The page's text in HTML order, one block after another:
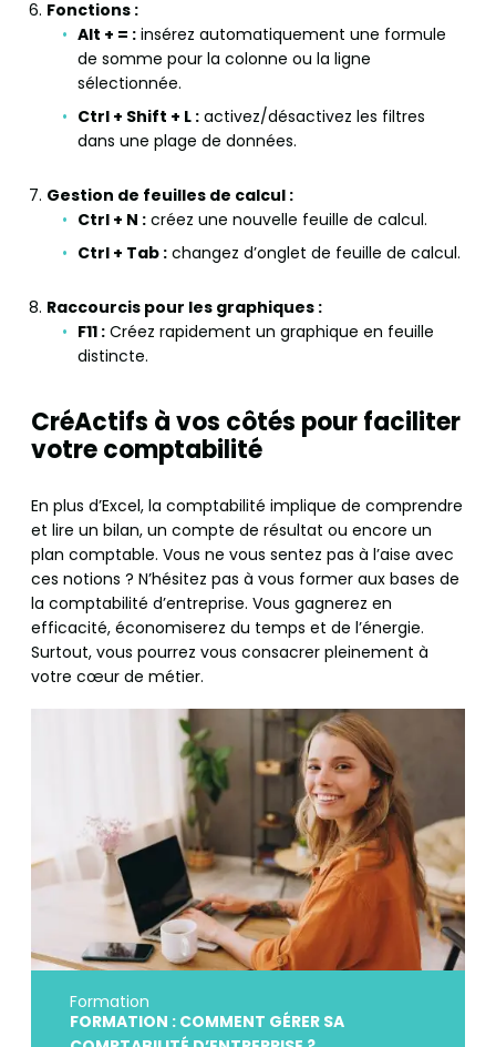
Fonctions :
Alt + = : insérez automatiquement une formule
de somme pour la colonne ou la ligne
sélectionnée.
Ctrl + Shift + L : activez/désactivez les filtres
dans une plage de données.
Gestion de feuilles de calcul :
Ctrl + N : créez une nouvelle feuille de calcul.
Ctrl + Tab : changez d’onglet de feuille de calcul.
Raccourcis pour les graphiques :
F11 : Créez rapidement un graphique en feuille
distincte.
CréActifs à vos côtés pour faciliter
votre comptabilité
En plus d’Excel, la comptabilité implique de comprendre
et lire un bilan, un compte de résultat ou encore un
plan comptable. Vous ne vous sentez pas à l’aise avec
ces notions ? N’hésitez pas à vous former aux bases de
la comptabilité d’entreprise. Vous gagnerez en
efficacité, économiserez du temps et de l’énergie.
Surtout, vous pourrez vous consacrer pleinement à
votre cœur de métier.
Formation
FORMATION : COMMENT GÉRER SA